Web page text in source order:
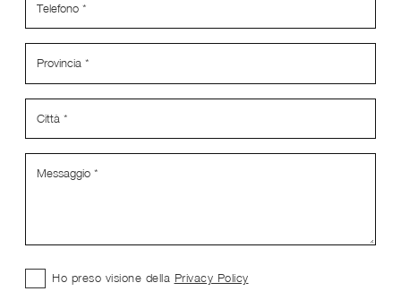
Ho preso visione della Privacy Policy